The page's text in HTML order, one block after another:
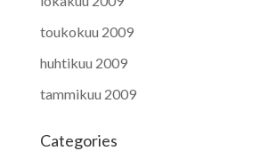
toukokuu 2009
huhtikuu 2009
tammikuu 2009
Categories